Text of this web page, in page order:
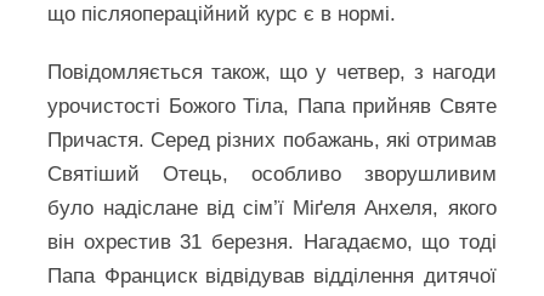
що післяопераційний курс є в нормі.
Повідомляється також, що у четвер, з нагоди
урочистості Божого Тіла, Папа прийняв Святе
Причастя. Серед різних побажань, які отримав
Святіший Отець, особливо зворушливим
було надіслане від сім’ї Міґеля Анхеля, якого
він охрестив 31 березня. Нагадаємо, що тоді
Папа Франциск відвідував відділення дитячої